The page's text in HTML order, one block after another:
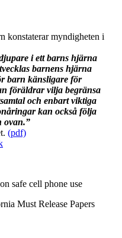
konstaterar myndigheten i
i ett barns hjärna
barnens hjärna
barn känsligare för
föräldrar vilja begränsa
och enbart viktiga
kan också följa
ovan.”
(pdf)
safe cell phone use
Must Release Papers